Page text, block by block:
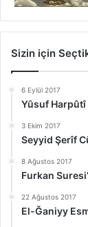
Sizin için
6 Eylül 2017
Yûsuf Harpûtî
3 Ekim 2017
Seyyid Şerîf
8 Ağustos 2017
Furkan
22 Ağustos 2017
El-Ğaniyy